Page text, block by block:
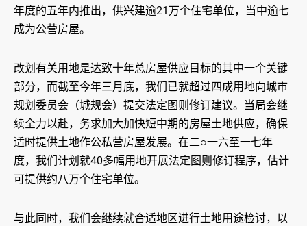
年度的五年内推出，供兴建逾21万个住宅单位，当中逾七
成为公营房屋。
改划有关用地是达致十年总房屋供应目标的其中一个关键
部分，而截至今年三月底，我们已就超过四成用地向城市
规划委员会（城规会）提交法定图则修订建议。当局会继
续全力以赴，务求加大加快短中期的房屋土地供应，确保
适时提供土地作公私营房屋发展。在二○一六至一七年
度，我们计划就40多幅用地开展法定图则修订程序，估计
可提供约八万个住宅单位。
与此同时，我们会继续就合适地区进行土地用途检讨，以